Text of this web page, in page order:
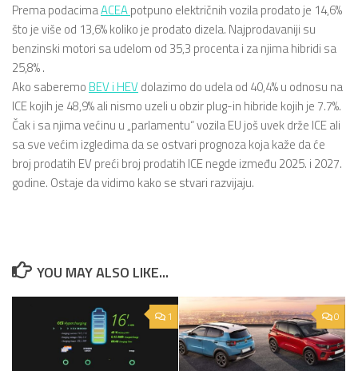
Prema podacimaACEApotpuno električnih vozila prodato je 14,6%
što je više od 13,6% koliko je prodato dizela. Najprodavaniji su
benzinski motori sa udelom od 35,3 procenta i za njima hibridi sa
25,8% .
Ako saberemo BEV i HEVdolazimo do udela od 40,4% u odnosu na
ICE kojih je 48,9% ali nismo uzeli u obzir plug-in hibride kojih je 7.7%.
Čak i sa njima većinu u „parlamentu“ vozila EU još uvek drže ICE ali
sa sve većim izgledima da se ostvari prognoza koja kaže da će
broj prodatih EV preći broj prodatih ICE negde između 2025. i 2027.
godine. Ostaje da vidimo kako se stvari razvijaju.
YOU MAY ALSO LIKE...
1 0